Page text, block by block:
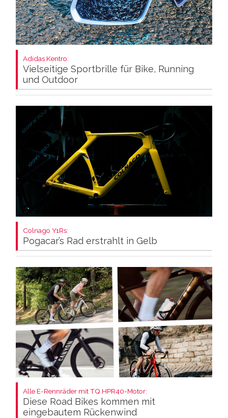
Adidas Kentro:
Vielseitige Sportbrille für Bike, Running
und Outdoor
Colnago Y1Rs:
Pogacar’s Rad erstrahlt in Gelb
Alle E-Rennräder mit TQ HPR40-Motor:
Diese Road Bikes kommen mit
eingebautem Rückenwind